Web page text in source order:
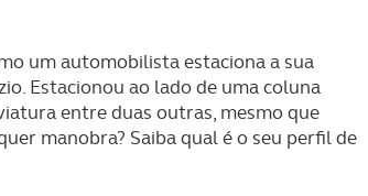
um automobilista estaciona a sua
Estacionou ao lado de uma coluna
entre duas outras, mesmo que
manobra? Saiba qual é o seu perfil de